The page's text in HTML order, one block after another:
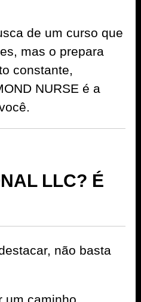
de um curso que
mas o prepara
constante,
NURSE é a
LLC? É
não basta
um caminho